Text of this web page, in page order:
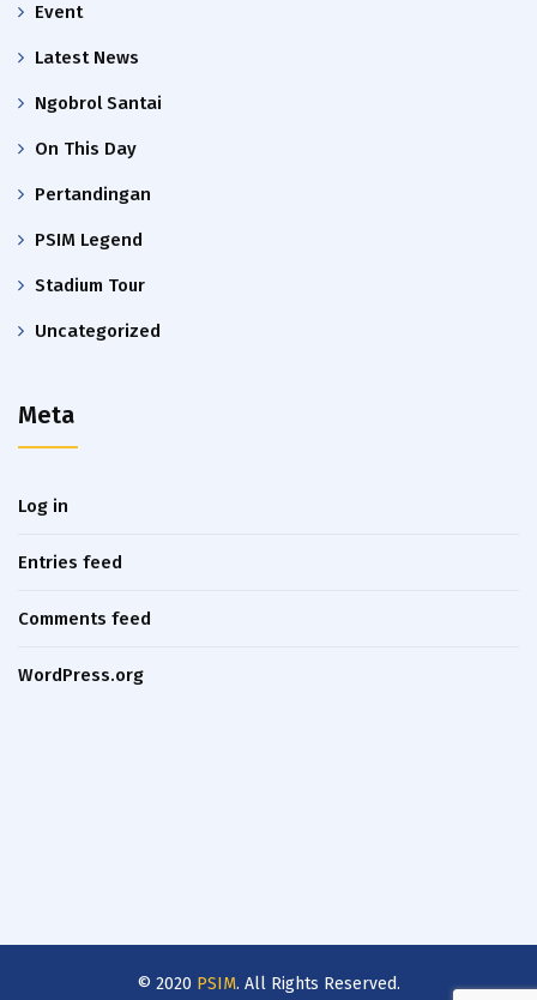
Event
Latest News
Ngobrol Santai
On This Day
Pertandingan
PSIM Legend
Stadium Tour
Uncategorized
Meta
Log in
Entries feed
Comments feed
WordPress.org
© 2020 PSIM. All Rights Reserved.